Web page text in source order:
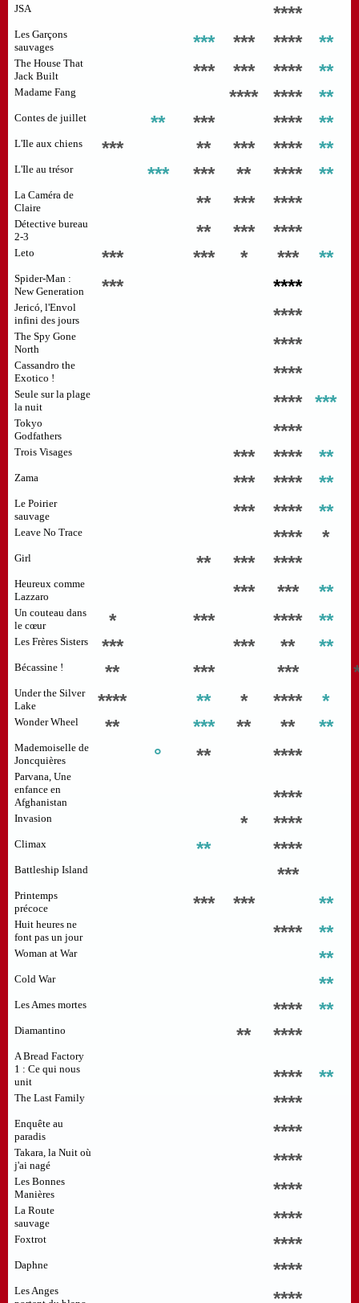
JSA ****
Les Garçons
sauvages
*** *** **** **
The House That
Jack Built
*** *** **** **
Madame Fang **** **** **
Contes de juillet ** *** **** **
L'Ile aux chiens *** ** *** **** **
L'Ile au trésor *** *** ** **** **
La Caméra de
Claire
** *** ****
Détective bureau
2-3
** *** ****
Leto *** *** * *** **
Spider-Man :
New Generation
*** ****
Jericó, l'Envol
infini des jours
****
The Spy Gone
North
****
Cassandro the
Exotico !
****
Seule sur la plage
la nuit
**** ***
Tokyo
Godfathers
****
Trois Visages *** **** **
Zama *** **** **
Le Poirier
sauvage
*** **** **
Leave No Trace **** *
Girl ** *** ****
Heureux comme
Lazzaro
*** *** **
Un couteau dans
le cœur
* *** **** **
Les Frères Sisters *** *** ** **
Bécassine ! ** *** ***
Under the Silver
Lake
**** ** * **** *
Wonder Wheel ** *** ** ** **
Mademoiselle de
Joncquières
° ** ****
Parvana, Une
enfance en
Afghanistan
****
Invasion * ****
Climax ** ****
Battleship Island ***
Printemps
précoce
*** *** **
Huit heures ne
font pas un jour
**** **
Woman at War **
Cold War **
Les Ames mortes **** **
Diamantino ** ****
A Bread Factory
1 : Ce qui nous
unit
**** **
The Last Family ****
Enquête au
paradis
****
Takara, la Nuit où
j'ai nagé
****
Les Bonnes
Manières
****
La Route
sauvage
****
Foxtrot ****
Daphne ****
Les Anges